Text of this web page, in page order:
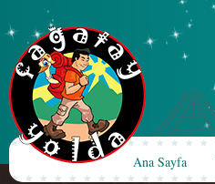
Ana Sayfa